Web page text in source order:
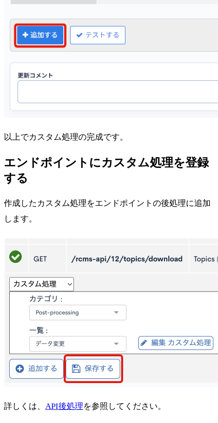
以上でカスタム処理の完成です。
エンドポイントにカスタム処理を登録
する
作成したカスタム処理をエンドポイントの後処理に追加
します。
詳しくは、 API後処理を参照してください。